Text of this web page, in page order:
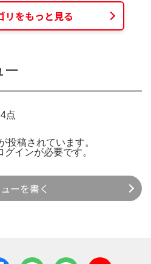
リをもっと見る
点
投稿されています。
グインが必要です。
ーを書く